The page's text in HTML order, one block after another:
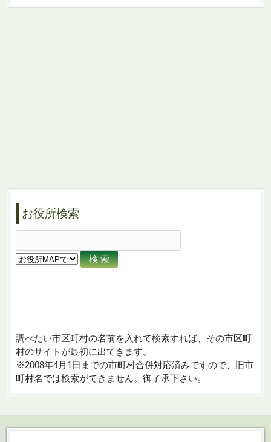
お役所検索
調べたい市区町村の名前を入れて検索すれば、その市区町
村のサイトが最初に出てきます。
※2008年4月1日までの市町村合併対応済みですので、旧市
町村名では検索ができません。御了承下さい。